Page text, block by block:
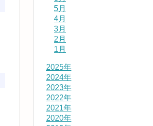
5月
4月
3月
2月
1月
2025年
2024年
2023年
2022年
2021年
2020年